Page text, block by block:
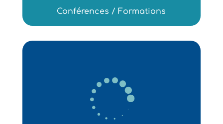
Conférences / Formations
